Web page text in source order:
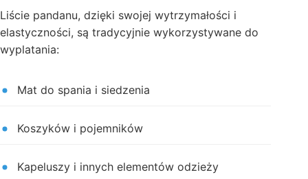
Liście pandanu, dzięki swojej wytrzymałości i
elastyczności, są tradycyjnie wykorzystywane do
wyplatania:
Mat do spania i siedzenia
Koszyków i pojemników
Kapeluszy i innych elementów odzieży